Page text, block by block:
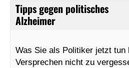
Tipps gegen politisches
Alzheimer
Was Sie als Politiker jetzt tun
Versprechen nicht zu